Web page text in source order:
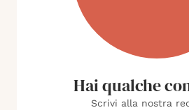
Hai qualche
Scrivi alla nostra